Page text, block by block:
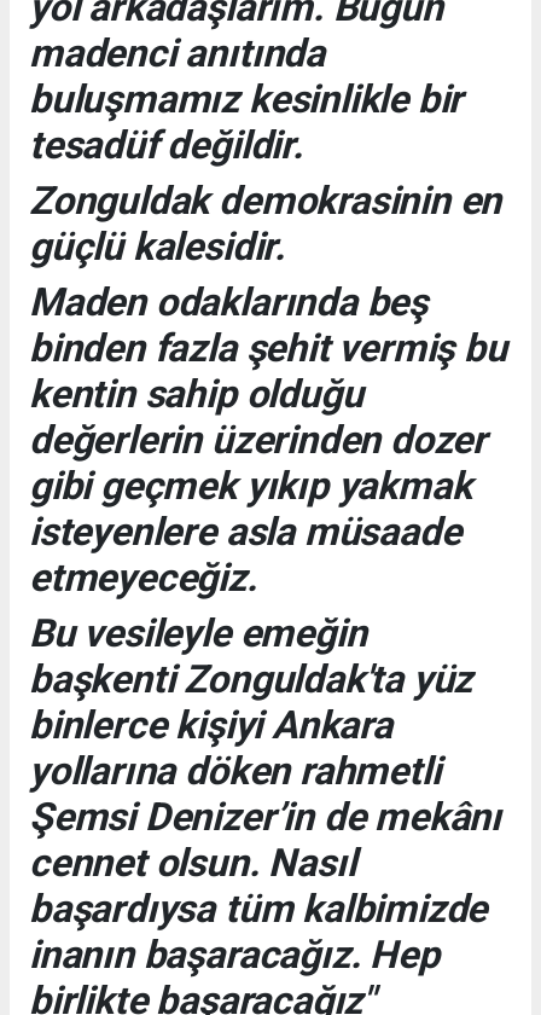
madenci anıtında
buluşmamız kesinlikle bir
tesadüf değildir.
Zonguldak demokrasinin en
güçlü kalesidir.
Maden odaklarında beş
binden fazla şehit vermiş bu
kentin sahip olduğu
değerlerin üzerinden dozer
gibi geçmek yıkıp yakmak
isteyenlere asla müsaade
etmeyeceğiz.
Bu vesileyle emeğin
başkenti Zonguldak'ta yüz
binlerce kişiyi Ankara
yollarına döken rahmetli
Şemsi Denizer’in de mekânı
cennet olsun. Nasıl
başardıysa tüm kalbimizde
inanın başaracağız. Hep
birlikte başaracağız"